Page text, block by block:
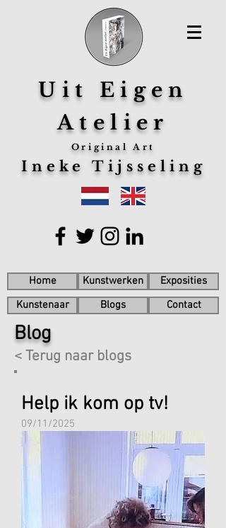
Uit Eigen
Atelier
Original Art
Ineke Tijsseling
Home Kunstwerken
Exposities
Kunstenaar
Blogs Contact
Blog
< Terug naar blogs
Help ik kom op tv!
09/11/2025